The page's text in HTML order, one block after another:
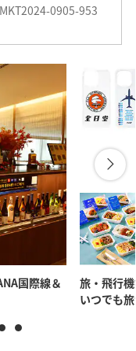
0905-953
国際線＆
旅・飛行
いつでも